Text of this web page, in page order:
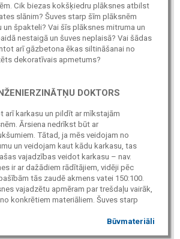
Cik biezas kokšķiedru plāksnes atbilst
slānim? Šuves starp šīm plāksnēm
un špakteli? Vai šīs plāksnes mitruma un
nestaigā un šuves neplaisā? Vai šādas
arī gāzbetona ēkas siltināšanai no
dekoratīvais apmetums?
DOKTORS
arī karkasu un pildīt ar mīkstajām
Ārsiena nedrīkst būt ar
Tātad, ja mēs veidojam no
un veidojam kaut kādu karkasu, tas
vajadzības veidot karkasu – nav.
ir ar dažādiem rādītājiem, vidēji pēc
tās zaudē akmens vatei 150:100.
vajadzētu apmēram par trešdaļu vairāk,
konkrētiem materiāliem. Šuves starp
Būvmateriāli